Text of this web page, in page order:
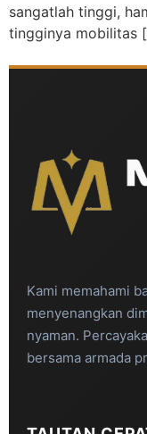
sangatlah tinggi,
tingginya mobilitas
Kami memahami
menyenangkan
nyaman.
bersama armada